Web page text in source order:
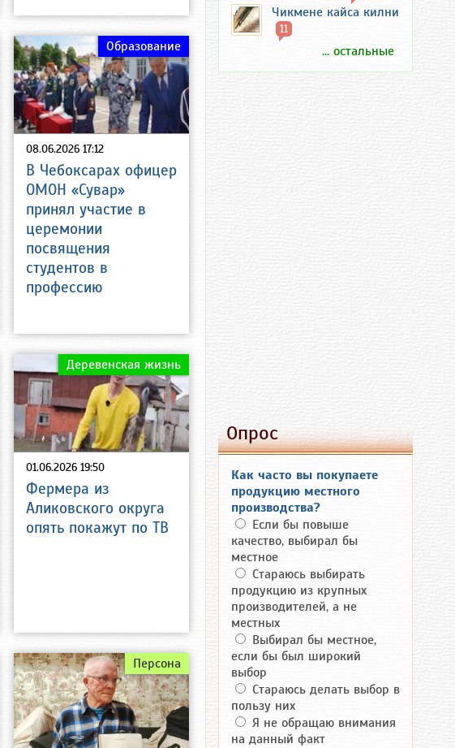
08.06.2026 17:12
Образование
В Чебоксарах офицер
ОМОН «Сувар»
принял участие в
церемонии
посвящения
студентов в
профессию
01.06.2026 19:50
Деревенская жизнь
Фермера из
Аликовского округа
опять покажут по ТВ
Персона
Чикмене кайса килни
11
... остальные
Опрос
Как часто вы покупаете
продукцию местного
производства?
Если бы повыше
качество, выбирал бы
местное
Стараюсь выбирать
продукцию из крупных
производителей, а не
местных
Выбирал бы местное,
если бы был широкий
выбор
Стараюсь делать выбор в
пользу них
Я не обращаю внимания
на данный факт